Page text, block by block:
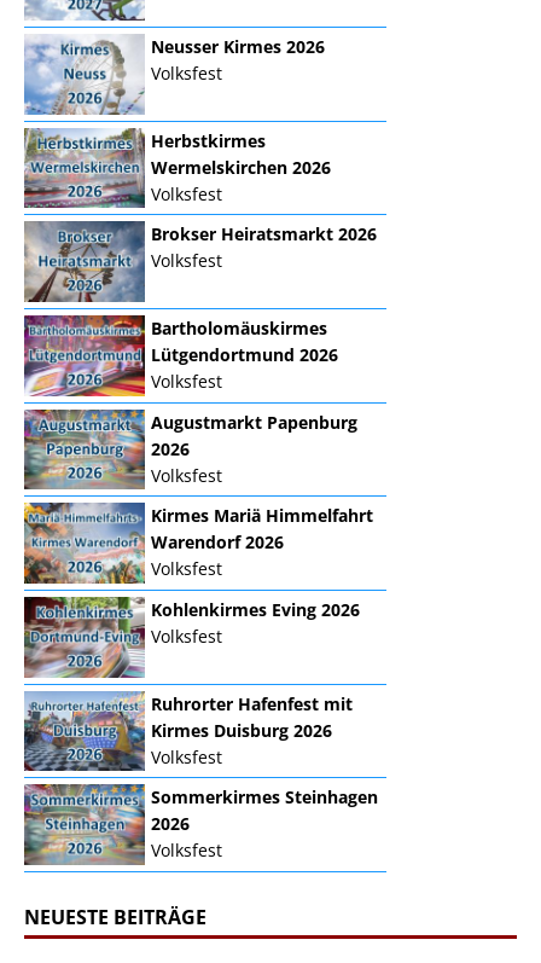
Neusser Kirmes 2026
Volksfest
Herbstkirmes
Wermelskirchen 2026
Volksfest
Brokser Heiratsmarkt 2026
Volksfest
Bartholomäuskirmes
Lütgendortmund 2026
Volksfest
Augustmarkt Papenburg
2026
Volksfest
Kirmes Mariä Himmelfahrt
Warendorf 2026
Volksfest
Kohlenkirmes Eving 2026
Volksfest
Ruhrorter Hafenfest mit
Kirmes Duisburg 2026
Volksfest
Sommerkirmes Steinhagen
2026
Volksfest
NEUESTE BEITRÄGE